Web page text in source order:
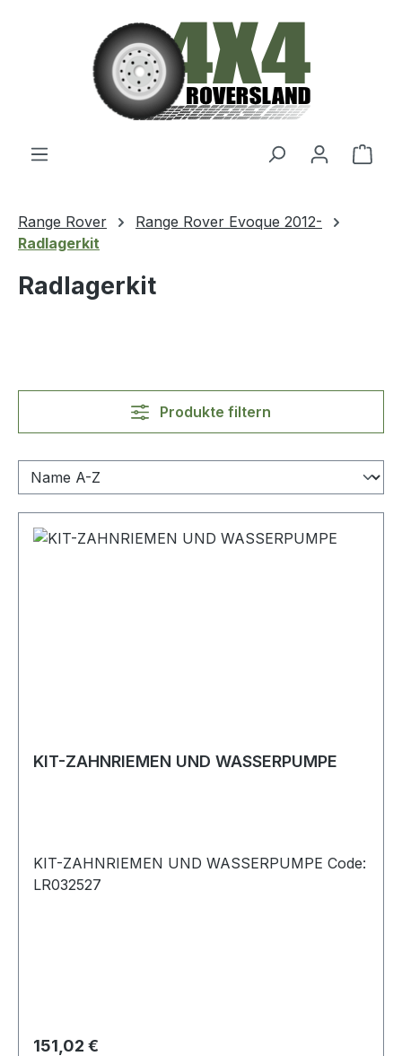
Zum Hauptinhalt springen
Range Rover
Range Rover Evoque 2012-
Radlagerkit
Radlagerkit
Produkte filtern
KIT-ZAHNRIEMEN UND WASSERPUMPE
KIT-ZAHNRIEMEN UND WASSERPUMPE Code:
LR032527
Regulärer Preis:
151,02 €